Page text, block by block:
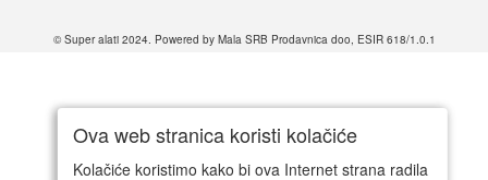
© Super alati 2024. Powered by Mala SRB Prodavnica doo, ESIR 618/1.0.1
Ova web stranica koristi kolačiće
Kolačiće koristimo kako bi ova Internet strana radila